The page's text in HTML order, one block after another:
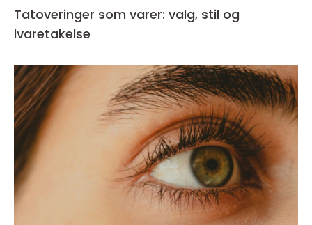
Tatoveringer som varer: valg, stil og
ivaretakelse